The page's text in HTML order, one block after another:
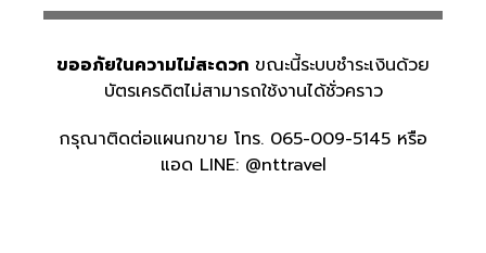
ขออภัยในความไม่สะดวก ขณะนี้ระบบชำระเงินด้วย
บัตรเครดิตไม่สามารถใช้งานได้ชั่วคราว
กรุณาติดต่อแผนกขาย โทร. 065-009-5145 หรือ
แอด LINE: @nttravel